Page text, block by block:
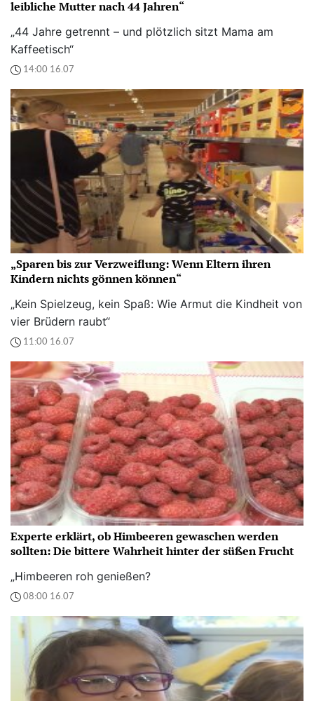
leibliche Mutter nach 44 Jahren“
„44 Jahre getrennt – und plötzlich sitzt Mama am
Kaffeetisch“
14:00 16.07
„Sparen bis zur Verzweiflung: Wenn Eltern ihren
Kindern nichts gönnen können“
„Kein Spielzeug, kein Spaß: Wie Armut die Kindheit von
vier Brüdern raubt“
11:00 16.07
Experte erklärt, ob Himbeeren gewaschen werden
sollten: Die bittere Wahrheit hinter der süßen Frucht
„Himbeeren roh genießen?
08:00 16.07